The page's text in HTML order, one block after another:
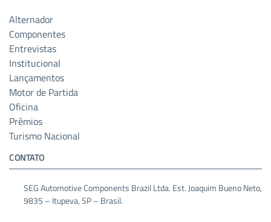
Alternador
Componentes
Entrevistas
Institucional
Lançamentos
Motor de Partida
Oficina
Prêmios
Turismo Nacional
CONTATO
SEG Automotive Components Brazil Ltda. Est. Joaquim Bueno Neto,
9835 – Itupeva, SP – Brasil.